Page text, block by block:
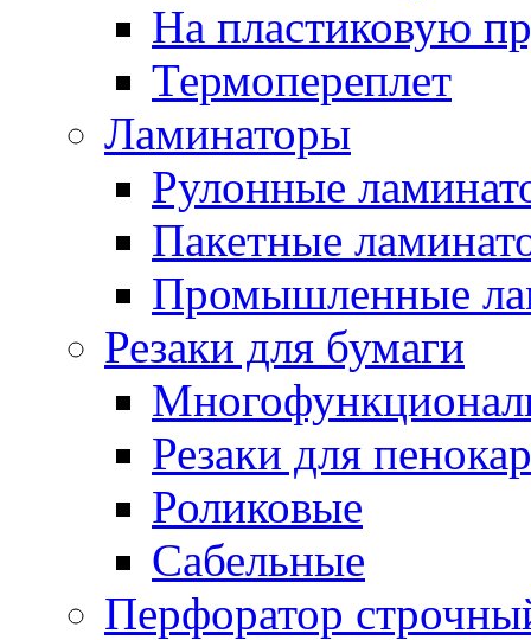
На пластиковую
Термопереплет
Ламинаторы
Рулонные
Пакетные
Промышленные
Резаки для бумаги
Резаки для
Роликовые
Сабельные
Перфоратор